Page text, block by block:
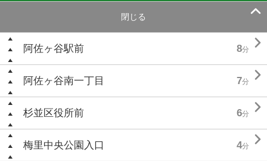
閉じる 
阿佐ヶ谷駅前 8分 
阿佐ヶ谷南一丁目 7分 
杉並区役所前 6分 
梅里中央公園入口 4分 